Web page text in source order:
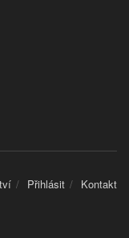
Přihlásit Kontakt